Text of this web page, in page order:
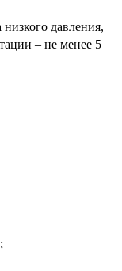
давления,
– не менее 5